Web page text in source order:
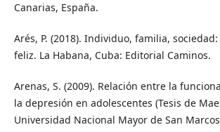
Canarias, España.
Arés, P. (2018). Individuo, familia,
feliz. La Habana, Cuba: Editorial Caminos.
Arenas, S. (2009). Relación entre la
la depresión en adolescentes (Tesis de
Universidad Nacional Mayor de San